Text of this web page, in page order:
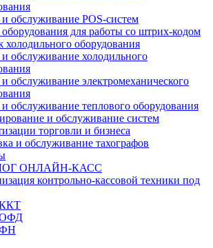
обслуживание POS-систем
для работы со штрих-кодом
оборудования
обслуживание холодильного
обслуживание электромеханического
обслуживание теплового оборудования
и обслуживание систем
торговли и бизнеса
и обслуживание тахографов
ОНЛАЙН-КАСС
контрольно-кассовой техники под
ККТ
ОФД
ФН